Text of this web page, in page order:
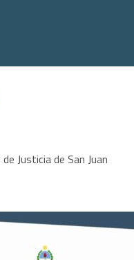
Justicia de San Juan